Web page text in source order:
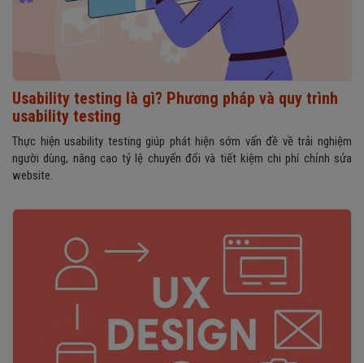
Usability testing là gì? Phương pháp và quy trình
usability testing
Thực hiện usability testing giúp phát hiện sớm vấn đề về trải nghiệm
người dùng, nâng cao tỷ lệ chuyển đổi và tiết kiệm chi phí chỉnh sửa
website.